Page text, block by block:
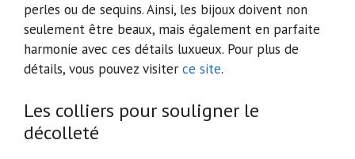
perles ou de sequins. Ainsi, les bijoux doivent non
seulement être beaux, mais également en parfaite
harmonie avec ces détails luxueux. Pour plus de
détails, vous pouvez visiter ce site.
Les colliers pour souligner le
décolleté